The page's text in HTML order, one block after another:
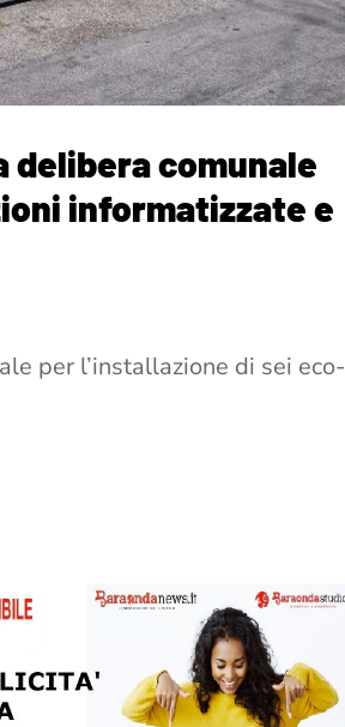
delibera comunale
informatizzate e
per l’installazione di sei eco-